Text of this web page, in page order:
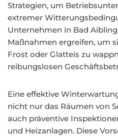
Strategien, um
extremer
Unternehmen in Bad
Maßnahmen ergreifen, um
Frost oder Glatteis zu
reibungslosen
Eine effektive
nicht nur das Räumen von
auch präventive
und Heizanlagen. Diese